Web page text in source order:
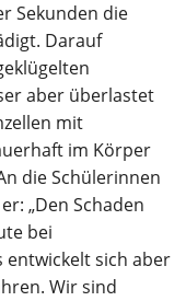
Sekunden die
Darauf
aber überlastet
mit
im Körper
die Schülerinnen
„Den Schaden
bei
entwickelt sich aber
Wir sind